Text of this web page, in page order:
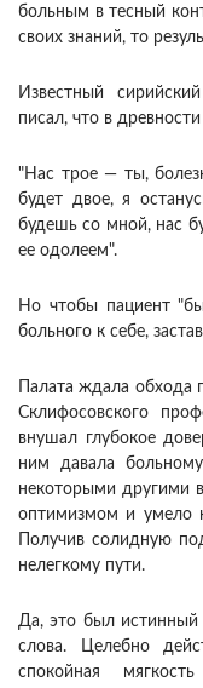
больным в тесный
своих знаний, то
Известный
писал, что в
"Нас трое — ты,
будет двое, я
будешь со мной, нас
ее одолеем".
Но чтобы пациент
больного к себе,
Палата ждала обхода
Склифосовского
внушал глубокое
ним давала
некоторыми другими
оптимизмом и умело
Получив солидную
нелегкому пути.
Да, это был истинный
слова. Целебно
спокойная